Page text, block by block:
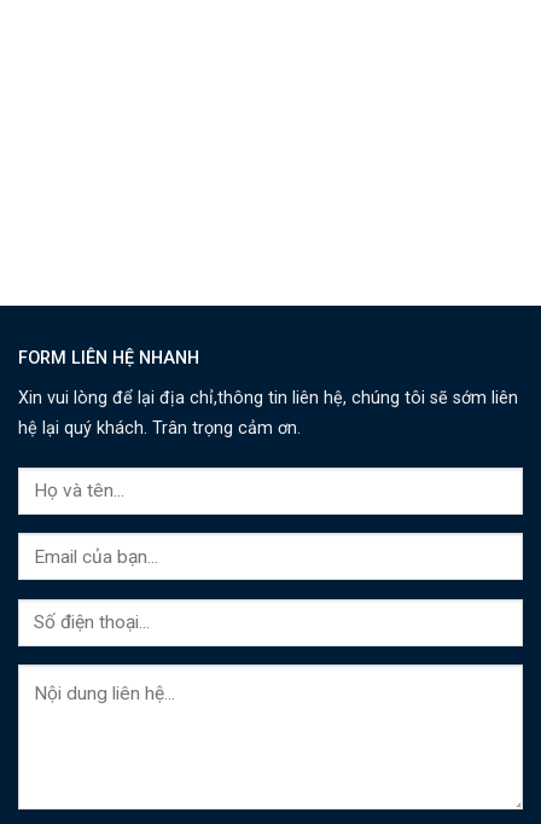
FORM LIÊN HỆ NHANH
Xin vui lòng để lại địa chỉ,thông tin liên hệ, chúng tôi sẽ sớm liên
hệ lại quý khách. Trân trọng cảm ơn.